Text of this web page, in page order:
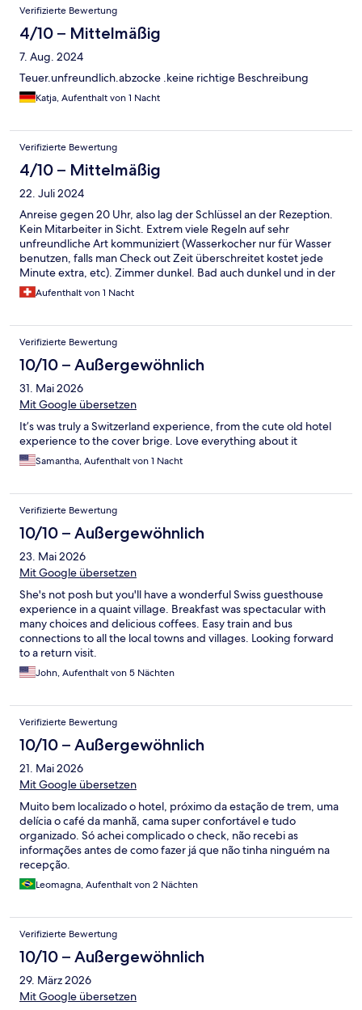
Verifizierte Bewertung
4/10 – Mittelmäßig
7. Aug. 2024
Teuer.unfreundlich.abzocke .keine richtige Beschreibung
Katja, Aufenthalt von 1 Nacht
Verifizierte Bewertung
4/10 – Mittelmäßig
22. Juli 2024
Anreise gegen 20 Uhr, also lag der Schlüssel an der Rezeption.
Kein Mitarbeiter in Sicht. Extrem viele Regeln auf sehr
unfreundliche Art kommuniziert (Wasserkocher nur für Wasser
benutzen, falls man Check out Zeit überschreitet kostet jede
Minute extra, etc). Zimmer dunkel. Bad auch dunkel und in der
Dusche kein Licht. Extrem heiß. Hotel ist neben einem kleinen
Fluss - White Noise beim Schlafen falls man wegen der Hitze das
Aufenthalt von 1 Nacht
Verifizierte Bewertung
10/10 – Außergewöhnlich
31. Mai 2026
Mit Google übersetzen
It’s was truly a Switzerland experience, from the cute old hotel
experience to the cover brige. Love everything about it
Samantha, Aufenthalt von 1 Nacht
Verifizierte Bewertung
10/10 – Außergewöhnlich
23. Mai 2026
Mit Google übersetzen
She's not posh but you'll have a wonderful Swiss guesthouse
experience in a quaint village. Breakfast was spectacular with
many choices and delicious coffees. Easy train and bus
connections to all the local towns and villages. Looking forward
to a return visit.
John, Aufenthalt von 5 Nächten
Verifizierte Bewertung
10/10 – Außergewöhnlich
21. Mai 2026
Mit Google übersetzen
Muito bem localizado o hotel, próximo da estação de trem, uma
delícia o café da manhã, cama super confortável e tudo
organizado. Só achei complicado o check, não recebi as
informações antes de como fazer já que não tinha ninguém na
recepção.
Leomagna, Aufenthalt von 2 Nächten
Verifizierte Bewertung
10/10 – Außergewöhnlich
29. März 2026
Mit Google übersetzen